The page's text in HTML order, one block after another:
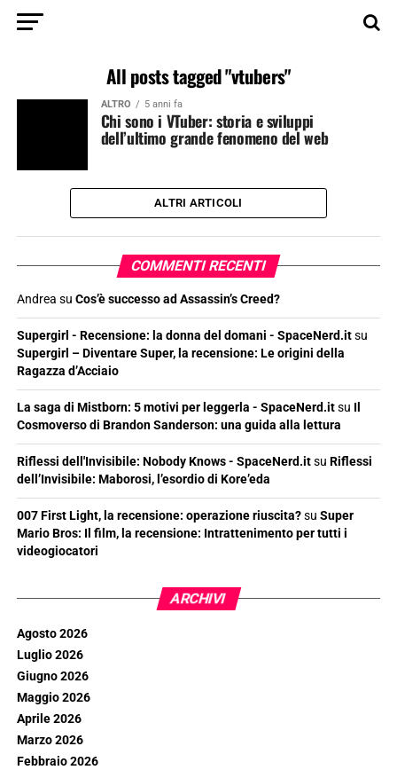
All posts tagged "vtubers"
ALTRO 5 anni fa
Chi sono i VTuber: storia e sviluppi
dell’ultimo grande fenomeno del web
ALTRI ARTICOLI
COMMENTI RECENTI
Andrea su Cos’è successo ad Assassin’s Creed?
Supergirl - Recensione: la donna del domani - SpaceNerd.itsu
Supergirl – Diventare Super, la recensione: Le origini della
Ragazza d’Acciaio
La saga di Mistborn: 5 motivi per leggerla - SpaceNerd.itsu Il
Cosmoverso di Brandon Sanderson: una guida alla lettura
Riflessi dell'Invisibile: Nobody Knows - SpaceNerd.itsu Riflessi
dell’Invisibile: Maborosi, l’esordio di Kore’eda
007 First Light, la recensione: operazione riuscita?su Super
Mario Bros: Il film, la recensione: Intrattenimento per tutti i
videogiocatori
ARCHIVI
Agosto 2026
Luglio 2026
Giugno 2026
Maggio 2026
Aprile 2026
Marzo 2026
Febbraio 2026